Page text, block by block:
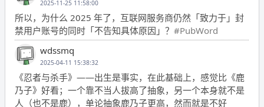
2025-11-25 11:58:00
所以，为什么 2025 年了，互联网服务商仍然「致力于」封
禁用户账号的同时「不告知具体原因」？ #PubWord
wdssmq
2025-04-11 15:38:32
《忍者与杀手》——出生是事实，在此基础上，感觉比《鹿
乃子》好看；一个靠不当人拔高了抽象，另一个本身就不是
人（也不是鹿），单论抽象鹿乃子更高，然而就是不好